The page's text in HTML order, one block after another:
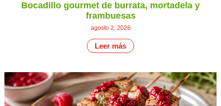
Bocadillo gourmet de burrata, mortadela y
frambuesas
agosto 2, 2026
Leer más